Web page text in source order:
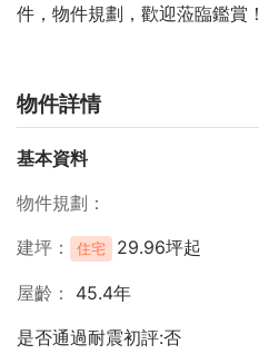
件，物件規劃 ，歡迎蒞臨鑑賞！
物件詳情
基本資料
物件規劃
建坪
住宅 29.96坪起
屋齡
45.4年
是否通過耐震初評:否